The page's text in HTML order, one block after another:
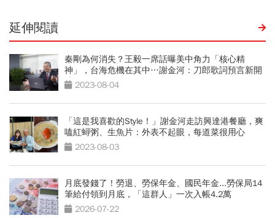
延伸閱讀
秦剛為何消失？王毅一席話曝美中角力「核心精
神」，台海危機在其中…謝金河：刀郎歌詞預言新開
端 2023-08-04
「這是我喜歡的Style！」謝金河走訪興達港餐廳，爽
嗑紅蟳粥、生魚片：外表不起眼，每道菜很用心
2023-08-03
月底發錢了！勞退、勞保年金、國民年金...勞保局14
筆給付領到月底，「這群人」一次入帳4.2萬
2026-07-22